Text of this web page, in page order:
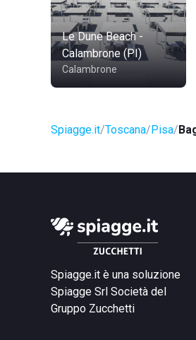
Le Dune Beach -
Calambrone (PI)
Calambrone
Spiagge.it Toscana Pisa
Spiagge.it è una soluzione
Spiagge Srl Società del
Gruppo Zucchetti